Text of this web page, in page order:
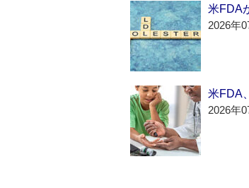
米FDA
2026年
米FDA
2026年